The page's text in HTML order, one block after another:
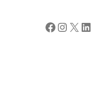
Facebook Instagram X LinkedIn